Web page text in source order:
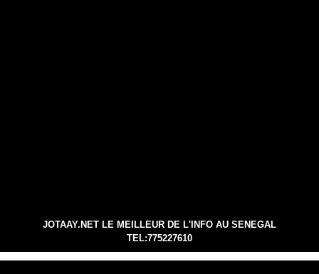
JOTAAY.NET LE MEILLEUR DE L'INFO AU SENEGAL
TEL:775227610